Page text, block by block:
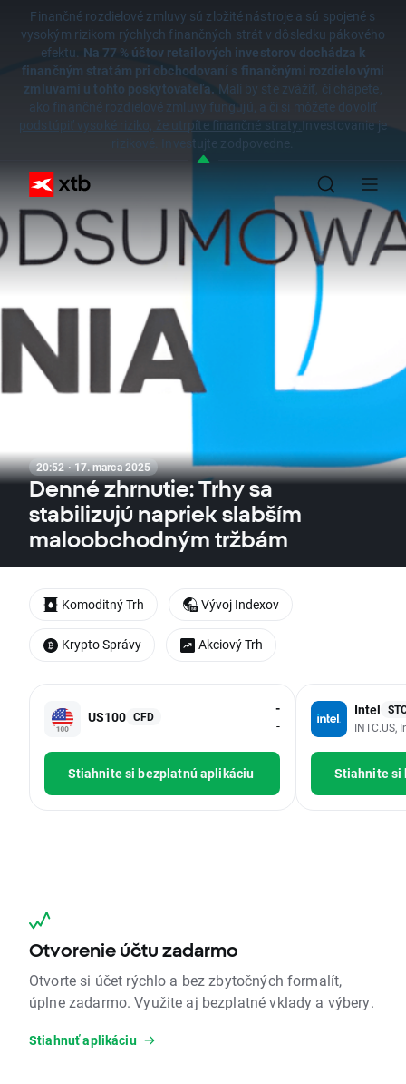
Finančné rozdielové zmluvy sú zložité nástroje a sú spojené s
vysokým rizikom rýchlych finančných strát v dôsledku pákového
efektu. Na 77 % účtov retailových investorov dochádza k
finančným stratám pri obchodovaní s finančnými rozdielovými
zmluvami u tohto poskytovateľa. Mali by ste zvážiť, či chápete,
ako finančné rozdielové zmluvy fungujú, a či si môžete dovoliť
podstúpiť vysoké riziko, že utrpíte finančné straty. Investovanie je
rizikové. Investujte zodpovedne.
20:52 · 17. marca 2025
Denné zhrnutie: Trhy sa
stabilizujú napriek slabším
maloobchodným tržbám
US100 CFD
-
-
Stiahnite si bezplatnú aplikáciu
Intel
INTC.US,
Stiahnite si
Otvorenie účtu zadarmo
Otvorte si účet rýchlo a bez zbytočných formalít,
úplne zadarmo. Využite aj bezplatné vklady a výbery.
Stiahnuť aplikáciu
Komoditný Trh Vývoj Indexov
Krypto Správy Akciový Trh